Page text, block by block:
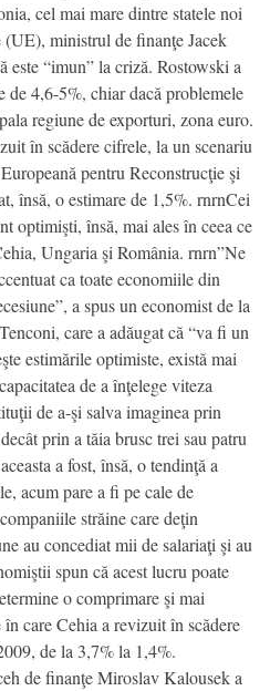
cel mai mare dintre statele noi
ministrul de finanţe Jacek
este “imun” la criză. Rostowski a
de 4,6-5%, chiar dacă problemele
regiune de exporturi, zona euro.
în scădere cifrele, la un scenariu
pentru Reconstrucţie şi
însă, o estimare de 1,5%. rnrnCei
optimişti, însă, mai ales în ceea ce
Ungaria şi România. rnrn”Ne
ca toate economiile din
a spus un economist de la
care a adăugat că “va fi un
estimările optimiste, există mai
de a înţelege viteza
de a-şi salva imaginea prin
prin a tăia brusc trei sau patru
a fost, însă, o tendinţă a
acum pare a fi pe cale de
străine care deţin
au concediat mii de salariaţi şi au
spun că acest lucru poate
o comprimare şi mai
care Cehia a revizuit în scădere
de la 3,7% la 1,4%.
de finanţe Miroslav Kalousek a